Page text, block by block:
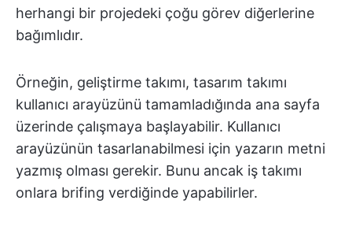
herhangi bir projedeki çoğu görev diğerlerine
bağımlıdır.
Örneğin, geliştirme takımı, tasarım takımı
kullanıcı arayüzünü tamamladığında ana sayfa
üzerinde çalışmaya başlayabilir. Kullanıcı
arayüzünün tasarlanabilmesi için yazarın metni
yazmış olması gerekir. Bunu ancak iş takımı
onlara brifing verdiğinde yapabilirler.